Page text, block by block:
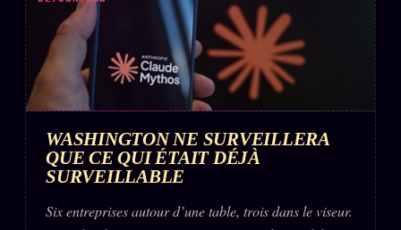
WASHINGTON NE SURVEILLERA
QUE CE QUI ÉTAIT DÉJÀ
SURVEILLABLE
Six entreprises autour d’une table, trois dans le viseur.